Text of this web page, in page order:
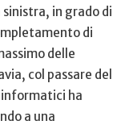
in grado di
di
delle
col passare del
informatici ha
a una